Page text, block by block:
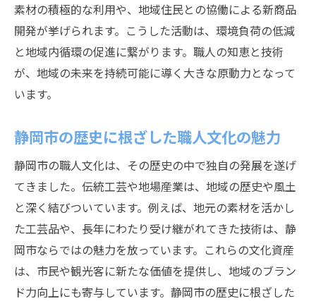
素材の積極的な利用や、地域住民との協働による新商品
開発が挙げられます。こうした活動は、環境負荷の低減
と地域内循環の促進に繋がります。職人の知恵と技術
が、地域の未来を持続可能に導く大きな原動力となって
います。
静岡市の歴史に根ざした職人文化の魅力
静岡市の職人文化は、その歴史の中で独自の発展を遂げ
てきました。伝統工芸や地場産業は、地域の歴史や風土
と深く結びついています。例えば、地元の素材を活かし
た工芸品や、長年にわたり受け継がれてきた技術は、静
岡市ならではの魅力を放っています。これらの文化資産
は、市民や観光客に新たな価値を提供し、地域のブラン
ド力向上にも寄与しています。静岡市の歴史に根ざした